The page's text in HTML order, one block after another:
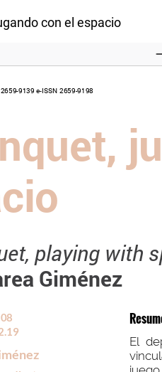
del artículo
con el espacio